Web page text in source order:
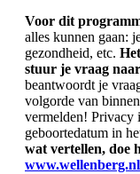
Voor dit
alles kunnen gaan:
gezondheid, etc.
stuur je vraag
beantwoordt je
volgorde van
vermelden! Privacy
geboortedatum in
wat vertellen, doe